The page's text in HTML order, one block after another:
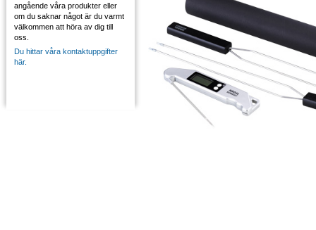
angående våra produkter eller
om du saknar något är du varmt
välkommen att höra av dig till
oss.
Du hittar våra kontaktuppgifter
här.